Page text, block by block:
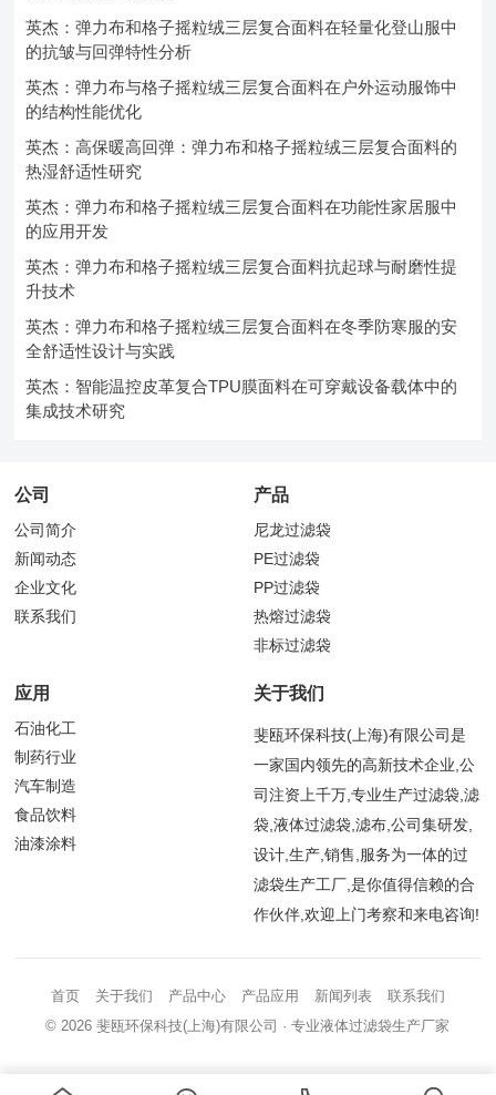
英杰：弹力布和格子摇粒绒三层复合面料在轻量化登山服中
的抗皱与回弹特性分析
英杰：弹力布与格子摇粒绒三层复合面料在户外运动服饰中
的结构性能优化
英杰：高保暖高回弹：弹力布和格子摇粒绒三层复合面料的
热湿舒适性研究
英杰：弹力布和格子摇粒绒三层复合面料在功能性家居服中
的应用开发
英杰：弹力布和格子摇粒绒三层复合面料抗起球与耐磨性提
升技术
英杰：弹力布和格子摇粒绒三层复合面料在冬季防寒服的安
全舒适性设计与实践
英杰：智能温控皮革复合TPU膜面料在可穿戴设备载体中的
集成技术研究
公司
公司简介
新闻动态
企业文化
联系我们
产品
尼龙过滤袋
PE过滤袋
PP过滤袋
热熔过滤袋
非标过滤袋
应用
石油化工
制药行业
汽车制造
食品饮料
油漆涂料
关于我们
斐瓯环保科技(上海)有限公司是
一家国内领先的高新技术企业,公
司注资上千万,专业生产过滤袋,滤
袋,液体过滤袋,滤布,公司集研发,
设计,生产,销售,服务为一体的过
滤袋生产工厂,是你值得信赖的合
作伙伴,欢迎上门考察和来电咨询!
首页 关于我们 产品中心 产品应用 新闻列表
联系我们
© 2026斐瓯环保科技(上海)有限公司 · 专业液体过滤袋生产厂家